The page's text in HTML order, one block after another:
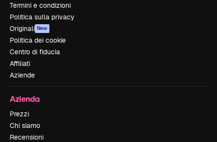
Termini e condizioni
Politica sulla privacy
Originali New
Politica dei cookie
Centro di fiducia
Affiliati
Aziende
Azienda
Prezzi
Chi siamo
Recensioni